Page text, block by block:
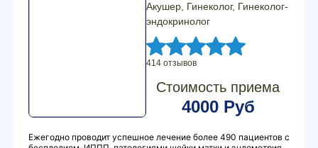
Акушер, Гинеколог, Гинеколог-
эндокринолог
414 отзывов
Стоимость приема
4000 Руб
Ежегодно проводит успешное лечение более 490 пациентов с